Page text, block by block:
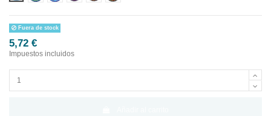
Fuera de stock
5,72 €
Impuestos incluidos